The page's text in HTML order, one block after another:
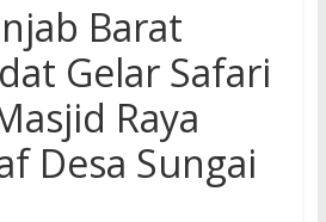
Barat
Gelar Safari
Raya
Desa Sungai